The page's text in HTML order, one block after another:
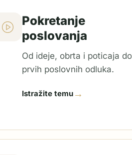
Pokretanje
poslovanja
Od ideje, obrta i poticaja do
prvih poslovnih odluka.
Istražite temu →